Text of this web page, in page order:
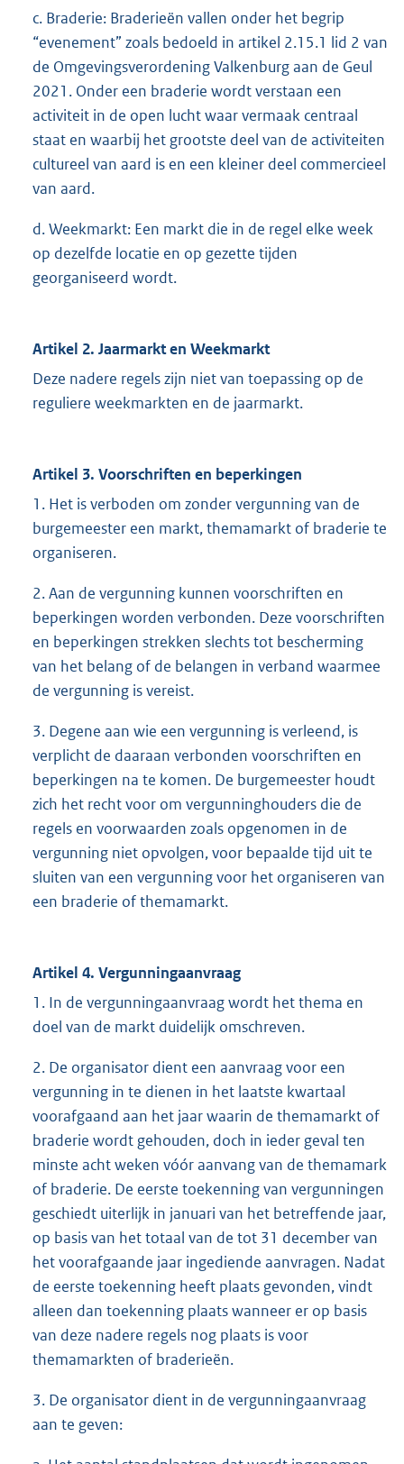
c. Braderie: Braderieën vallen onder het begrip
“evenement” zoals bedoeld in artikel 2.15.1 lid 2 van
de Omgevingsverordening Valkenburg aan de Geul
2021. Onder een braderie wordt verstaan een
activiteit in de open lucht waar vermaak centraal
staat en waarbij het grootste deel van de activiteiten
cultureel van aard is en een kleiner deel commercieel
van aard.
d. Weekmarkt: Een markt die in de regel elke week
op dezelfde locatie en op gezette tijden
georganiseerd wordt.
Artikel 2. Jaarmarkt en Weekmarkt
Deze nadere regels zijn niet van toepassing op de
reguliere weekmarkten en de jaarmarkt.
Artikel 3. Voorschriften en beperkingen
1. Het is verboden om zonder vergunning van de
burgemeester een markt, themamarkt of braderie te
organiseren.
2. Aan de vergunning kunnen voorschriften en
beperkingen worden verbonden. Deze voorschriften
en beperkingen strekken slechts tot bescherming
van het belang of de belangen in verband waarmee
de vergunning is vereist.
3. Degene aan wie een vergunning is verleend, is
verplicht de daaraan verbonden voorschriften en
beperkingen na te komen. De burgemeester houdt
zich het recht voor om vergunninghouders die de
regels en voorwaarden zoals opgenomen in de
vergunning niet opvolgen, voor bepaalde tijd uit te
sluiten van een vergunning voor het organiseren van
een braderie of themamarkt.
Artikel 4. Vergunningaanvraag
1. In de vergunningaanvraag wordt het thema en
doel van de markt duidelijk omschreven.
2. De organisator dient een aanvraag voor een
vergunning in te dienen in het laatste kwartaal
voorafgaand aan het jaar waarin de themamarkt of
braderie wordt gehouden, doch in ieder geval ten
minste acht weken vóór aanvang van de themamark
of braderie. De eerste toekenning van vergunningen
geschiedt uiterlijk in januari van het betreffende jaar,
op basis van het totaal van de tot 31 december van
het voorafgaande jaar ingediende aanvragen. Nadat
de eerste toekenning heeft plaats gevonden, vindt
alleen dan toekenning plaats wanneer er op basis
van deze nadere regels nog plaats is voor
themamarkten of braderieën.
3. De organisator dient in de vergunningaanvraag
aan te geven: